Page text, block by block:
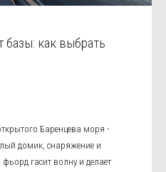
базы: как выбрать
Баренцева моря -
домик, снаряжение и
гасит волну и делает